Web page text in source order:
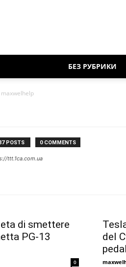
БЕЗ РУБРИКИ
maxwelhelp
POSTS 0 COMMENTS
ttt.1ca.com.ua
di smettere
PG-13
0
del